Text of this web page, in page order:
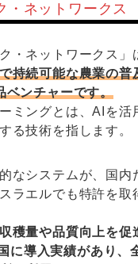
・ネットワークス
・ネットワークス」
持続可能な農業の普
ベンチャーです。
ミングとは、AIを活
る技術を指します。
なシステムが、国内
ラエルでも特許を取
穫量や品質向上を促
に導入実績があり、